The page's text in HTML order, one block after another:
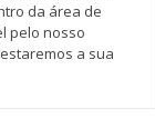
da área de
pelo nosso
a sua